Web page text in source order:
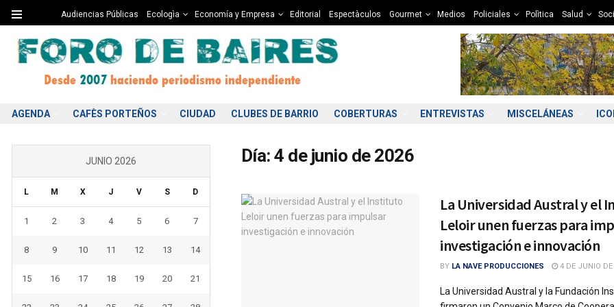
Audiencias Públicas Ecologìa Economía y Empresa Editorial Espectàculos Gourmet Medios Policiales Polìtica Salud
AGENDA CAFÈS PORTEÑOS CIUDAD CLUBES DE BARRIO COBERTURAS ENTREVISTAS MISCELÁNEAS
Día:4 de junio de 2026
La Universidad Austral y el
Leloir unen fuerzas para
investigación e innovación
BY LA NAVE PRODUCCIONES 4 DE JUNIO DE
La Universidad Austral y la Fundación
JUNIO 2026
L M X J V S D
1 2 3 4 5 6 7
8 9 10 11 12 13 14
15 16 17 18 19 20 21